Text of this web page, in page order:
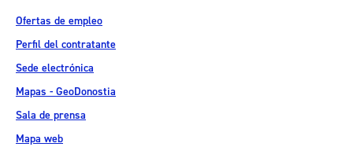
Ofertas de empleo
Perfil del contratante
Sede electrónica
Mapas - GeoDonostia
Sala de prensa
Mapa web